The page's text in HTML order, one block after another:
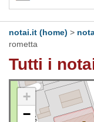
notai.it (home) >
rometta
Tutti i
+
−